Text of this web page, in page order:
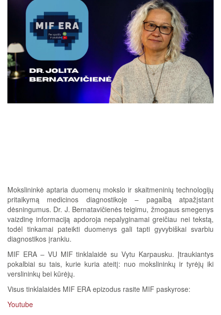
Mokslininkė aptaria duomenų mokslo ir skaitmeninių technologijų
pritaikymą medicinos diagnostikoje – pagalbą atpažįstant
dėsningumus. Dr. J. Bernatavičienės teigimu, žmogaus smegenys
vaizdinę informaciją apdoroja nepalyginamai greičiau nei tekstą,
todėl tinkamai pateikti duomenys gali tapti gyvybiškai svarbiu
diagnostikos įrankiu.
MIF ERA – VU MIF tinklalaidė su Vytu Karpausku. Įtraukiantys
pokalbiai su tais, kurie kuria ateitį: nuo mokslininkų ir tyrėjų iki
verslininkų bei kūrėjų.
Visus tinklalaidės MIF ERA epizodus rasite MIF paskyrose:
Youtube